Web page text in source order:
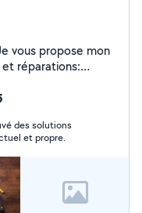
réparations:
equipements
Vidanges et
voitures et
assistance
nettoyage et
15 km autour de
un avis ou un
des solutions
et propre.